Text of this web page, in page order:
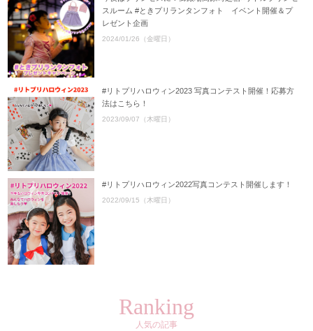
スルーム #ときプリランタンフォト イベント開催＆プ
レゼント企画
2024/01/26（金曜日）
#リトプリハロウィン2023 写真コンテスト開催！応募方
法はこちら！
2023/09/07（木曜日）
#リトプリハロウィン2022写真コンテスト開催します！
2022/09/15（木曜日）
Ranking
人気の記事